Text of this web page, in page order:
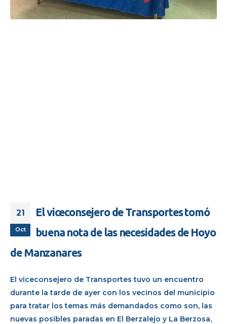
21
Oct
El viceconsejero de Transportes tomó
buena nota de las necesidades de Hoyo
de Manzanares
El viceconsejero de Transportes tuvo un encuentro
durante la tarde de ayer con los vecinos del municipio
para tratar los temas más demandados como son, las
nuevas posibles paradas en El Berzalejo y La Berzosa,